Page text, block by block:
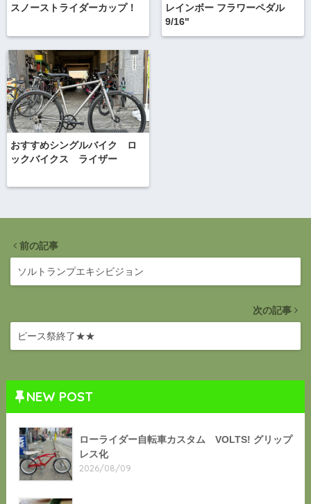
スノーストライダーカップ！
レインボー フラワーペダル
9/16"
おすすめシングルバイク ロ
ックバイクス ライザー
前の記事
ソルトランプエキシビジョン
次の記事
ピース祭終了★★
NEW POST
ローライダー自転車カスタム VOLTS! グリップ
レス化
2026/08/09